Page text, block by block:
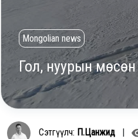
Mongolian news
Гол, нуурын
Сэтгүүлч: П.Цанжид |